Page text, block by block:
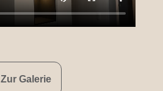
Zur Galerie